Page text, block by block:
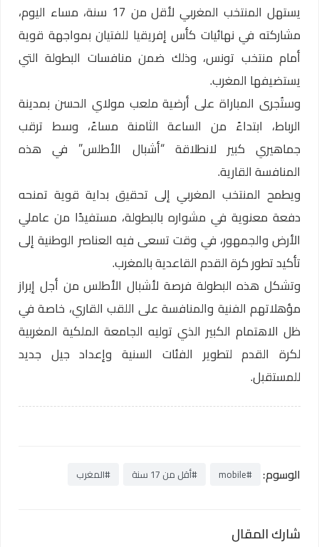
يستهل المنتخب المغربي لأقل من 17 سنة، مساء اليوم،
مشاركته في نهائيات كأس إفريقيا للفتيان بمواجهة قوية
أمام منتخب تونس، وذلك ضمن منافسات البطولة التي
يستضيفها المغرب.
وستُجرى المباراة على أرضية ملعب مولاي الحسن بمدينة
الرباط، ابتداءً من الساعة الثامنة مساءً، وسط ترقب
جماهيري كبير لانطلاقة “أشبال الأطلس” في هذه
المنافسة القارية.
ويطمح المنتخب المغربي إلى تحقيق بداية قوية تمنحه
دفعة معنوية في مشواره بالبطولة، مستفيدًا من عاملي
الأرض والجمهور، في وقت تسعى فيه العناصر الوطنية إلى
تأكيد تطور كرة القدم القاعدية بالمغرب.
وتشكل هذه البطولة فرصة لأشبال الأطلس من أجل إبراز
مؤهلاتهم الفنية والمنافسة على اللقب القاري، خاصة في
ظل الاهتمام الكبير الذي توليه الجامعة الملكية المغربية
لكرة القدم لتطوير الفئات السنية وإعداد جيل جديد
للمستقبل.
الوسوم: #mobile #أقل من 17 سنة #المغرب
شارك المقال